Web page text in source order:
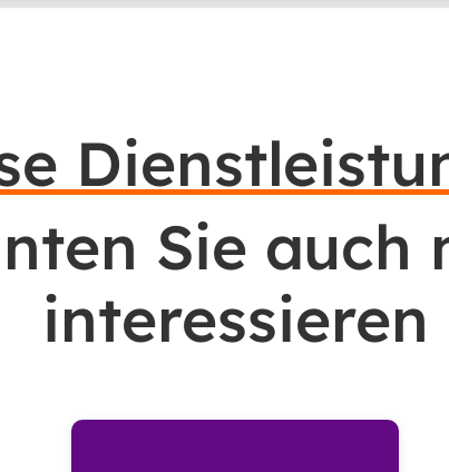
Sie auch
interessieren